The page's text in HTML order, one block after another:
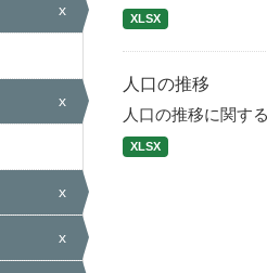
x
x
x
x
XLSX
人口の推移
人口の推移に関す
XLSX